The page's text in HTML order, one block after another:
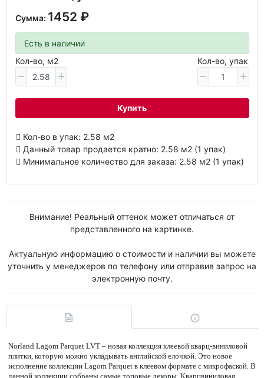
Сумма: 1452 ₽
Есть в наличии
Кол-во, м2
Кол-во, упак
Купить
Кол-во в упак: 2.58 м2
Данный товар продается кратно: 2.58 м2 (1 упак)
Минимальное количество для заказа: 2.58 м2 (1 упак)
Внимание! Реальный оттенок может отличаться от
представленного на картинке.
Актуальную информацию о стоимости и наличии вы можете
уточнить у менеджеров по телефону или отправив запрос на
электронную почту.
Norland Lagom Parquet LVT – новая коллекция клеевой кварц-виниловой
плитки, которую можно укладывать английской елочкой. Это новое
исполнение коллекции Lagom Parquet в клеевом формате с микрофаской. В
данной коллекции собраны самые топовые декоры. Кварцвиниловая